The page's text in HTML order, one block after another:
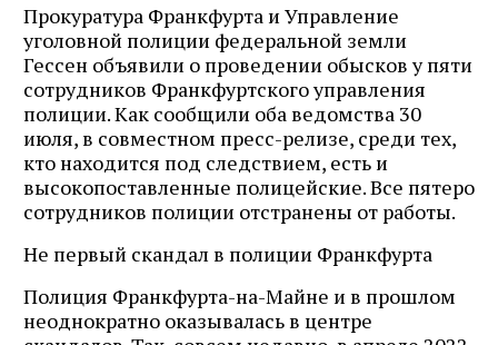
Прокуратура Франкфурта и Управление
уголовной полиции федеральной земли
Гессен объявили о проведении обысков у пяти
сотрудников Франкфуртского управления
полиции. Как сообщили оба ведомства 30
июля, в совместном пресс-релизе, среди тех,
кто находится под следствием, есть и
высокопоставленные полицейские. Все пятеро
сотрудников полиции отстранены от работы.
Не первый скандал в полиции Франкфурта
Полиция Франкфурта-на-Майне и в прошлом
неоднократно оказывалась в центре